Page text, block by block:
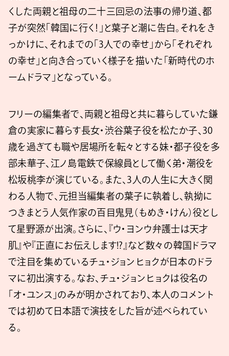
くした両親と祖母の二十三回忌の法事の帰り道、都
子が突然「韓国に行く！」と葉子と潮に告白。それをき
っかけに、それまでの「3人での幸せ」から「それぞれ
の幸せ」と向き合っていく様子を描いた「新時代のホ
ームドラマ」となっている。
フリーの編集者で、両親と祖母と共に暮らしていた鎌
倉の実家に暮らす長女・渋谷葉子役を松たか子、30
歳を過ぎても職や居場所を転々とする妹・都子役を多
部未華子、江ノ島電鉄で保線員として働く弟・潮役を
松坂桃李が演じている。また、3人の人生に大きく関
わる人物で、元担当編集者の葉子に執着し、執拗に
つきまとう人気作家の百目鬼見（もめき・けん）役とし
て星野源が出演。さらに、『ウ・ヨンウ弁護士は天才
肌』や『正直にお伝えします!?』など数々の韓国ドラマ
で注目を集めているチュ・ジョンヒョクが日本のドラ
マに初出演する。なお、チュ・ジョンヒョクは役名の
「オ・ユンス」のみが明かされており、本人のコメント
では初めて日本語で演技をした旨が述べられてい
る。